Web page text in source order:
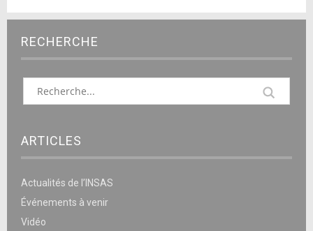
RECHERCHE
ARTICLES
Actualités de l’INSAS
Événements à venir
Vidéo